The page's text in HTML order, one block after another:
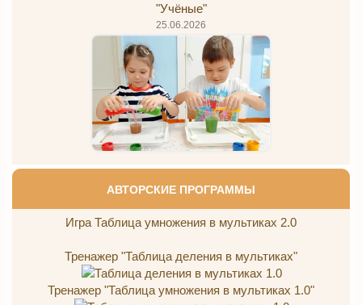
"Учёные"
25.06.2026
АВТОРСКИЕ ПРОГРАММЫ
Игра Таблица умножения в мультиках 2.0
Тренажер "Таблица деления в мультиках"
Тренажер "Таблица умножения в мультиках 1.0"